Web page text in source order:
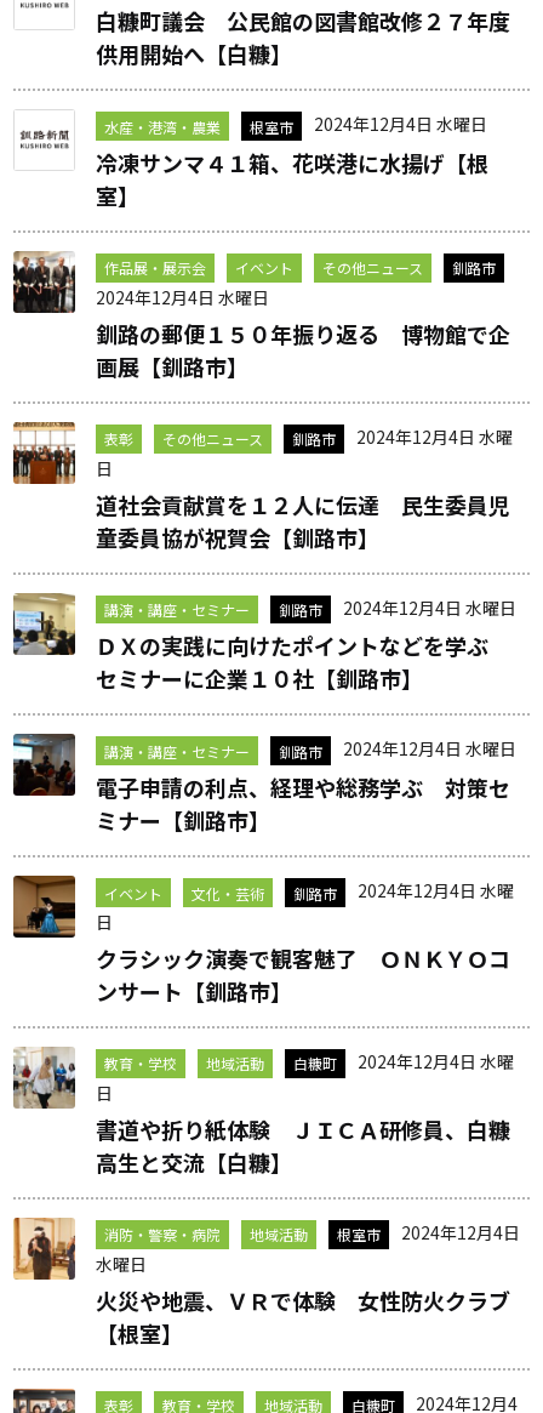
白糠町議会 公民館の図書館改修２７年度
供用開始へ【白糠】
水産・港湾・農業 根室市 2024年12月4日 水曜日
冷凍サンマ４１箱、花咲港に水揚げ【根
室】
作品展・展示会 イベント その他ニュース 釧路市
2024年12月4日 水曜日
釧路の郵便１５０年振り返る 博物館で企
画展【釧路市】
表彰 その他ニュース 釧路市
2024年12月4日 水曜
日
道社会貢献賞を１２人に伝達 民生委員児
童委員協が祝賀会【釧路市】
講演・講座・セミナー 釧路市 2024年12月4日 水曜日
ＤＸの実践に向けたポイントなどを学ぶ
セミナーに企業１０社【釧路市】
講演・講座・セミナー 釧路市 2024年12月4日 水曜日
電子申請の利点、経理や総務学ぶ 対策セ
ミナー【釧路市】
イベント 文化・芸術 釧路市
2024年12月4日 水曜
日
クラシック演奏で観客魅了 ＯＮＫＹＯコ
ンサート【釧路市】
教育・学校 地域活動 白糠町
2024年12月4日 水曜
日
書道や折り紙体験 ＪＩＣＡ研修員、白糠
高生と交流【白糠】
消防・警察・病院 地域活動 根室市
2024年12月4日
水曜日
火災や地震、ＶＲで体験 女性防火クラブ
【根室】
表彰 教育・学校 地域活動 白糠町 2024年12月4